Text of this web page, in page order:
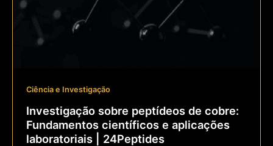
Ciência e Investigação
Investigação sobre peptídeos de cobre:
Fundamentos científicos e aplicações
laboratoriais | 24Peptides